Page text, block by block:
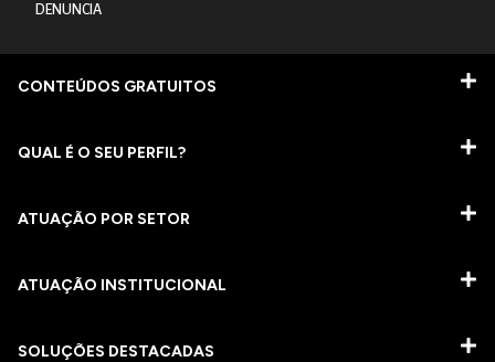
DENUNCIA
CONTEÚDOS GRATUITOS
QUAL É O SEU PERFIL?
ATUAÇÃO POR SETOR
ATUAÇÃO INSTITUCIONAL
SOLUÇÕES DESTACADAS